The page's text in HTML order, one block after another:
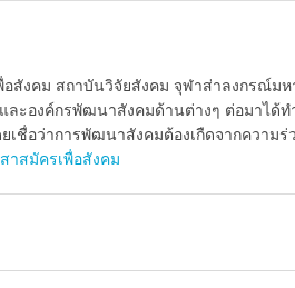
อสังคม สถาบันวิจัยสังคม จุฬาส่าลงกรณ์ม
ละองค์กรพัฒนาสังคมด้านต่างๆ ต่อมาได้
เชื่อว่าการพัฒนาสังคมต้องเกืดจากความ
าสมัครเพื่อสังคม